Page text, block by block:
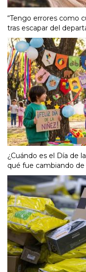
“Tengo errores como
tras escapar del
¿Cuándo es el Día de
qué fue cambiando de